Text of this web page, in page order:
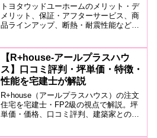
トヨタウッドユーホームのメリット・デ
メリット、保証・アフターサービス、商
品ラインアップ、断熱・耐震性能などを
ーなのかも紹介します。
【R+house-アールプラスハウ
ス】口コミ評判・坪単価・特徴・
性能を宅建士が解説
R+house（アールプラスハウス）の注文
住宅を宅建士・FP2級の視点で解説。坪
単価・価格、口コミ評判、建築家との自